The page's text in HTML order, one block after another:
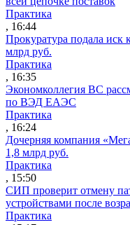
Практика
, 16:44
Прокуратура подала иск
млрд руб.
Практика
, 16:35
Экономколлегия ВС
по ВЭД ЕАЭС
Практика
, 16:24
Дочерняя компания
1,8 млрд руб.
Практика
, 15:50
СИП проверит отмену
устройствами после
Практика